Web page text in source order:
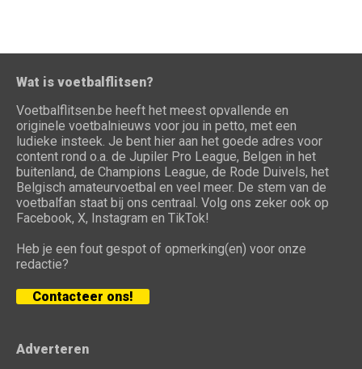
Wat is voetbalflitsen?
Voetbalflitsen.be heeft het meest opvallende en
originele voetbalnieuws voor jou in petto, met een
ludieke insteek. Je bent hier aan het goede adres voor
content rond o.a. de Jupiler Pro League, Belgen in het
buitenland, de Champions League, de Rode Duivels, het
Belgisch amateurvoetbal en veel meer. De stem van de
voetbalfan staat bij ons centraal. Volg ons zeker ook op
Facebook, X, Instagram en TikTok!
Heb je een fout gespot of opmerking(en) voor onze
redactie?
Contacteer ons!
Adverteren